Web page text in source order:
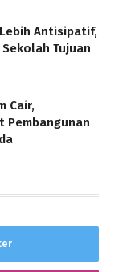
Antisipatif,
Sekolah Tujuan
Cair,
Pembangunan